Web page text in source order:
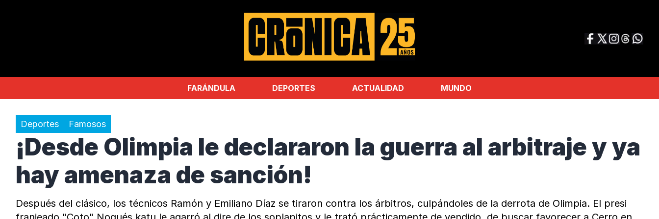
FARÁNDULA DEPORTES ACTUALIDAD MUNDO
Deportes Famosos
¡Desde Olimpia le declararon la guerra al arbitraje y ya
hay amenaza de sanción!
Después del clásico, los técnicos Ramón y Emiliano Díaz se tiraron contra los árbitros, culpándoles de la derrota de Olimpia. El presi